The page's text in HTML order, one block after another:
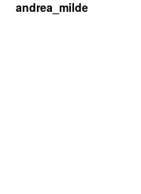
andrea_milde